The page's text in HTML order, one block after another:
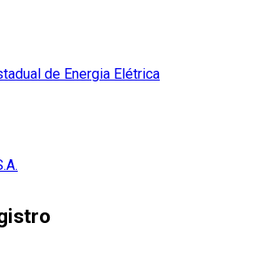
de Energia Elétrica